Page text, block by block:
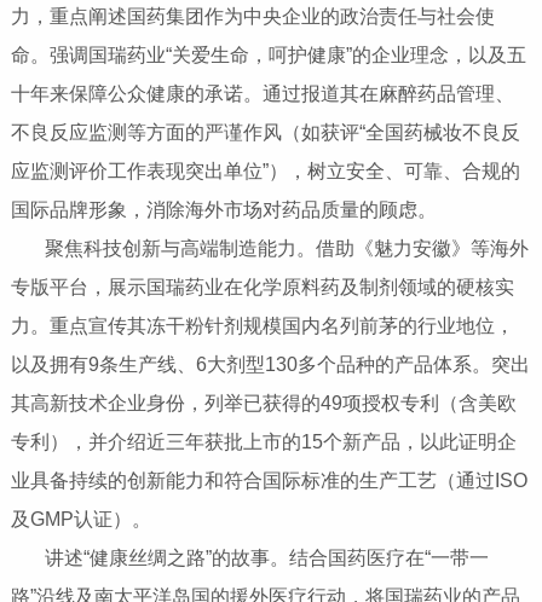
力，重点阐述国药集团作为中央企业的政治责任与社会使
命。强调国瑞药业“关爱生命，呵护健康”的企业理念，以及五
十年来保障公众健康的承诺。通过报道其在麻醉药品管理、
不良反应监测等方面的严谨作风（如获评“全国药械妆不良反
应监测评价工作表现突出单位”），树立安全、可靠、合规的
国际品牌形象，消除海外市场对药品质量的顾虑。
聚焦科技创新与高端制造能力‌。借助《魅力安徽》等海外
专版平台，展示国瑞药业在化学原料药及制剂领域的硬核实
力。重点宣传其冻干粉针剂规模国内名列前茅的行业地位，
以及拥有9条生产线、6大剂型130多个品种的产品体系。突出
其高新技术企业身份，列举已获得的49项授权专利（含美欧
专利），并介绍近三年获批上市的15个新产品，以此证明企
业具备持续的创新能力和符合国际标准的生产工艺（通过ISO
及GMP认证）。
讲述“健康丝绸之路”的故事‌。结合国药医疗在“一带一
路”沿线及南太平洋岛国的援外医疗行动，将国瑞药业的产品